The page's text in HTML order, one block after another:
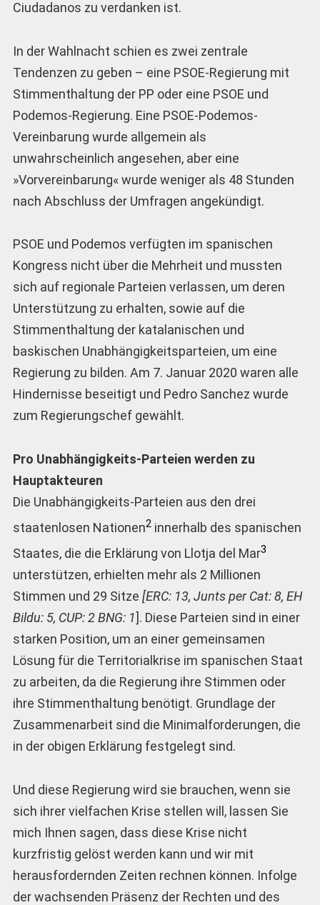
Ciudadanos zu verdanken ist.
In der Wahlnacht schien es zwei zentrale
Tendenzen zu geben – eine PSOE-Regierung mit
Stimmenthaltung der PP oder eine PSOE und
Podemos-Regierung. Eine PSOE-Podemos-
Vereinbarung wurde allgemein als
unwahrscheinlich angesehen, aber eine
»Vorvereinbarung« wurde weniger als 48 Stunden
nach Abschluss der Umfragen angekündigt.
PSOE und Podemos verfügten im spanischen
Kongress nicht über die Mehrheit und mussten
sich auf regionale Parteien verlassen, um deren
Unterstützung zu erhalten, sowie auf die
Stimmenthaltung der katalanischen und
baskischen Unabhängigkeitsparteien, um eine
Regierung zu bilden. Am 7. Januar 2020 waren alle
Hindernisse beseitigt und Pedro Sanchez wurde
zum Regierungschef gewählt.
Pro Unabhängigkeits-Parteien werden zu
Hauptakteuren
Die Unabhängigkeits-Parteien aus den drei
staatenlosen Nationen2innerhalb des spanischen
Staates, die die Erklärung von Llotja del Mar3
unterstützen, erhielten mehr als 2 Millionen
Stimmen und 29 Sitze [ERC: 13, Junts per Cat: 8, EH
Bildu: 5, CUP: 2 BNG: 1]. Diese Parteien sind in einer
starken Position, um an einer gemeinsamen
Lösung für die Territorialkrise im spanischen Staat
zu arbeiten, da die Regierung ihre Stimmen oder
ihre Stimmenthaltung benötigt. Grundlage der
Zusammenarbeit sind die Minimalforderungen, die
in der obigen Erklärung festgelegt sind.
Und diese Regierung wird sie brauchen, wenn sie
sich ihrer vielfachen Krise stellen will, lassen Sie
mich Ihnen sagen, dass diese Krise nicht
kurzfristig gelöst werden kann und wir mit
herausfordernden Zeiten rechnen können. Infolge
der wachsenden Präsenz der Rechten und des